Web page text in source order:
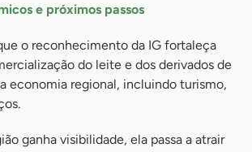
e próximos passos
o reconhecimento da IG fortaleça
do leite e dos derivados de
economia regional, incluindo turismo,
ganha visibilidade, ela passa a atrair